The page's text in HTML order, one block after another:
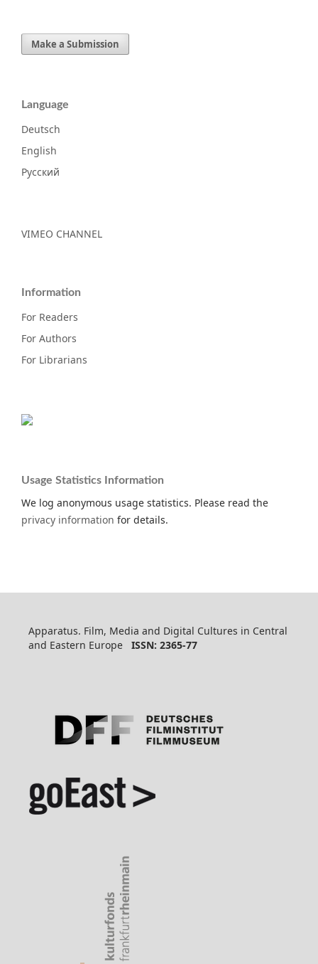
Make a Submission
Language
Deutsch
English
Русский
VIMEO CHANNEL
Information
For Readers
For Authors
For Librarians
Usage Statistics Information
We log anonymous usage statistics. Please read the
privacy information for details.
Apparatus. Film, Media and Digital Cultures in Central
and Eastern Europe ISSN: 2365-77